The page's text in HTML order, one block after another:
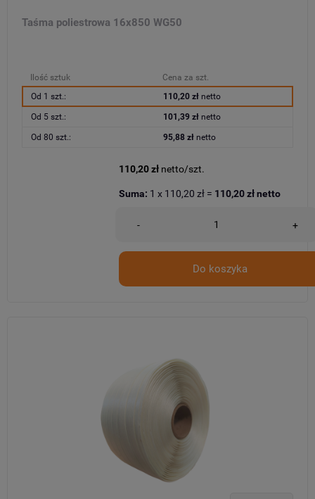
Taśma poliestrowa 16x850 WG50
Ilość sztuk
Cena za szt.
Od 1 szt.:
110,20 złnetto
Od 5 szt.: 101,39 złnetto
Od 80 szt.: 95,88 złnetto
110,20 zł netto/szt.
- +
Do koszyka
Suma: 1 x 110,20 zł = 110,20 złnetto